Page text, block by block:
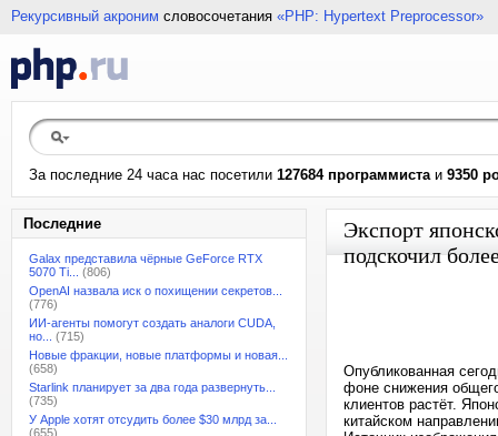
Рекурсивный акроним словосочетания «PHP: Hypertext Preprocessor»
За последние 24 часа нас посетили 127684 программистаи 9350
Последние
Galax представила чёрные GeForce RTX
5070 Ti...
(806)
OpenAI назвала иск о похищении секретов...
(776)
ИИ-агенты помогут создать аналоги CUDA,
но...
(715)
Новые фракции, новые платформы и новая...
(658)
Starlink планирует за два года развернуть...
(735)
У Apple хотят отсудить более $30 млрд за...
(655)
Экспорт
подскочил
Опубликованная
фоне снижения
клиентов растёт.
китайском